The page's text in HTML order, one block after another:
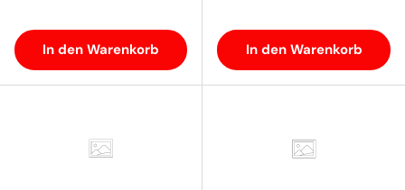
In den Warenkorb In den Warenkorb